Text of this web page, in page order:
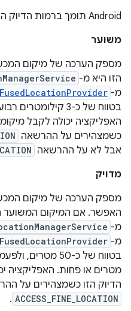
‫Android תומך ברמות הדיוק הבאות של המיקום:
משוער
מספק הערכה של מיקום
הזו היא מ-
מ- FusedLocationProvider
האפליקציה יכולה לקבל
כשמצהירים על ההרשאה
אבל לא על ההרשאה
מדויק
מספק הערכה של מיקום
האפשר. אם המיקום המשוער
מ-
מ- FusedLocationProvider
בטווח של כ-50
מטרים או פחות. האפליקציה
הדיוק הזו כשמצהירים על
ACCESS_FINE_LOCATION
.